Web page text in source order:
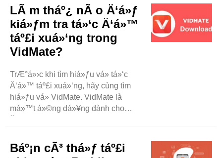
các thá»ƒ loáº¡i video hàng Ä‘áº§u
báº¡n có thá»ƒ tìm tháº¥y trên á»©ng
dá»¥ng này. Hãy cùng ..
LÃ m tháº¿ nÃ o Ä‘á»ƒ
kiá»ƒm tra tá»‘c Ä‘á»™
táº£i xuá»‘ng trong
VidMate?
TrÆ°á»›c khi tìm hiá»ƒu vá» tá»‘c
Ä‘á»™ táº£i xuá»‘ng, hãy cùng tìm
hiá»ƒu vá» VidMate. VidMate là
má»™t á»©ng dá»¥ng dành cho
Ä‘á»ƒ táº£i xuá»‘ng video tá»« các
trang web nhÆ° YouTube và
Báº¡n cÃ³ thá»ƒ táº£i